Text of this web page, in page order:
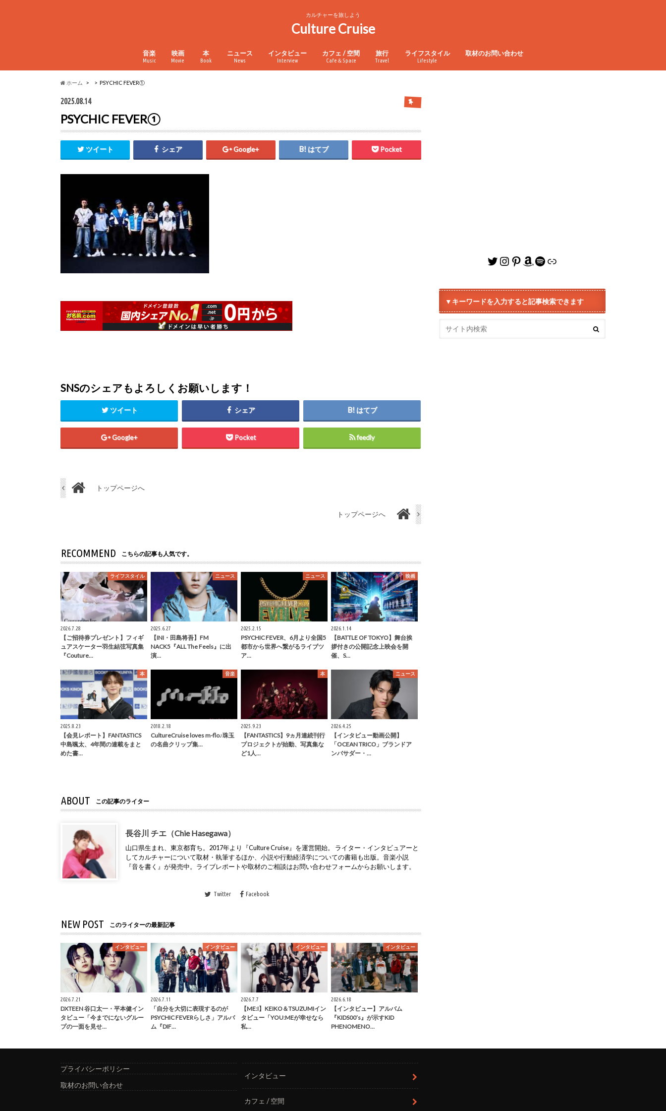
カルチャーを旅しよう
Culture Cruise
音楽
Music
映画
Movie
本
Book
ニュース
News
インタビュー
Interview
カフェ / 空間
Cafe＆Space
旅行
Travel
ライフスタイル
Lifestyle
取材のお問い合わせ
ホーム PSYCHIC FEVER①
2025.08.14
PSYCHIC FEVER①
ツイート シェア Google+ はてブ Pocket
SNSのシェアもよろしくお願いします！
ツイート シェア はてブ
Google+ Pocket feedly
トップページへ
トップページへ
RECOMMEND こちらの記事も人気です。
ライフスタイル
2026.7.28
【ご招待券プレゼント】フィギ
ュアスケーター羽生結弦写真集
『Couture…
ニュース
2025.6.27
【INI・田島将吾】FM
NACK5『ALL The Feels』に出
演…
ニュース
2025.2.15
PSYCHIC FEVER、6月より全国5
都市から世界へ繋がるライブツ
ア…
映画
2026.1.14
【BATTLE OF TOKYO】舞台挨
拶付きの公開記念上映会を開
催、S…
本
2025.8.23
【会見レポート】FANTASTICS
中島颯太、4年間の連載をまと
めた書…
音楽
2018.2.18
CultureCruise loves m-flo♪珠玉
の名曲クリップ集…
本
2025.9.23
【FANTASTICS】9ヵ月連続刊行
プロジェクトが始動、写真集な
ど1人…
ニュース
2026.4.25
【インタビュー動画公開】
「OCEAN TRICO」ブランドア
ンバサダー・…
ABOUT この記事のライター
長谷川 チエ（Chie Hasegawa）
山口県生まれ、東京都育ち。2017年より『Culture Cruise』を運営開始。 ライター・インタビュアーと
してカルチャーについて取材・執筆するほか、小説や行動経済学についての書籍も出版。音楽小説
『音を書く』が発売中。ライブレポートや取材のご相談はお問い合わせフォームからお願いします。
Twitter Facebook
NEW POST このライターの最新記事
インタビュー
2026.7.21
DXTEEN 谷口太一・平本健イン
タビュー「今までにないグルー
プの一面を見せ…
インタビュー
2026.7.11
「自分を大切に表現するのが
PSYCHIC FEVERらしさ」アルバ
ム『DIF…
インタビュー
2026.7.7
【ME:I】KEIKO＆TSUZUMIイン
タビュー「YOU:MEが幸せなら
私…
インタビュー
2026.6.18
【インタビュー】アルバム
『KIDS00’s』が示すKID
PHENOMENO…
Twitter
Instagram
Pinterest
Amazon
Spotify
リンク
▼キーワードを入力すると記事検索できます
プライバシーポリシー
取材のお問い合わせ
インタビュー
カフェ / 空間